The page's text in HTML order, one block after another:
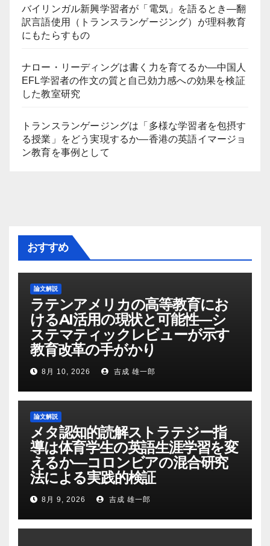
バイリンガル新興学習者が「電気」を語るとき―翻
訳言語使用（トランスランゲージング）が理科教育
にもたらすもの
ナロー・リーディングは書く力を育てるか―中国人
EFL学習者の作文の質と自己効力感への効果を検証
した教室研究
トランスランゲージングは「多様な学習者を包摂す
る授業」をどう実現するか―香港の英語イマージョ
ン教育を事例として
おすすめ
論文解説
ラテンアメリカの高等教育にお
けるAI活用の現状と可能性―シ
ステマティックレビューが示す
教育改革の手がかり
8月 10, 2026 吉成 雄一郎
論文解説
メタ認知的読解ストラテジー指
導は体育学生の英語生涯学習を変
えるか―コロンビアの混合研究
法による実践的検証
8月 9, 2026 吉成 雄一郎